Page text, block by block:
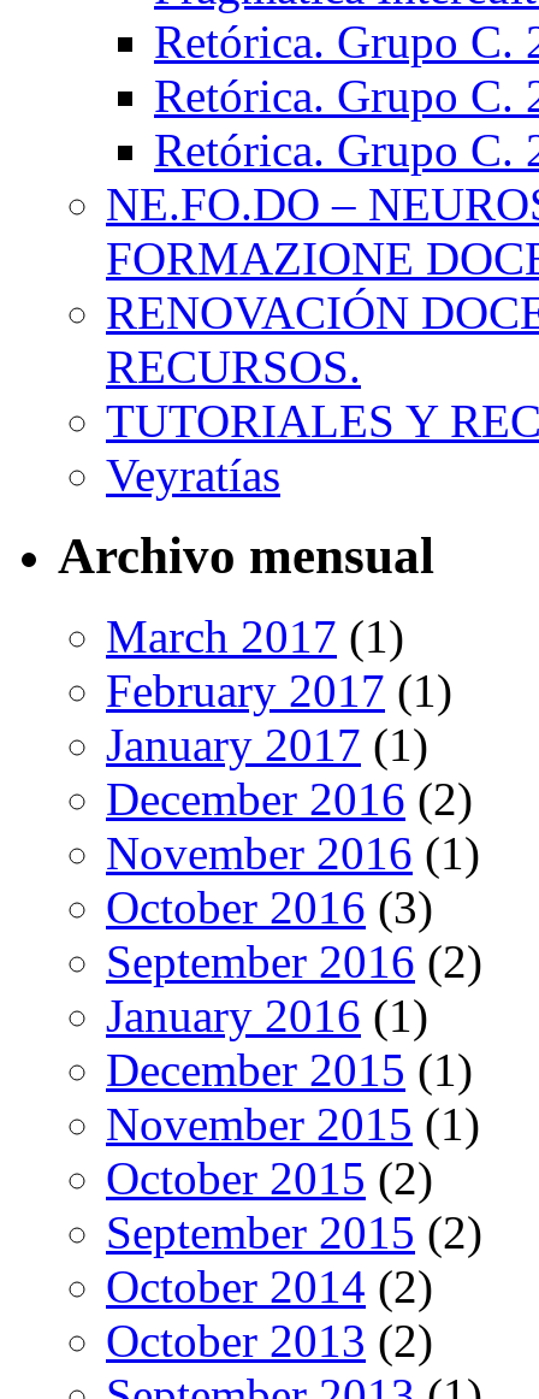
Retórica. Grupo C.
Retórica. Grupo C.
Retórica. Grupo C.
NE.FO.DO –
FORMAZIONE
RENOVACIÓN
RECURSOS.
TUTORIALES Y
Veyratías
Archivo mensual
March 2017 (1)
February 2017 (1)
January 2017 (1)
December 2016 (2)
November 2016 (1)
October 2016 (3)
September 2016 (2)
January 2016 (1)
December 2015 (1)
November 2015 (1)
October 2015 (2)
September 2015 (2)
October 2014 (2)
October 2013 (2)